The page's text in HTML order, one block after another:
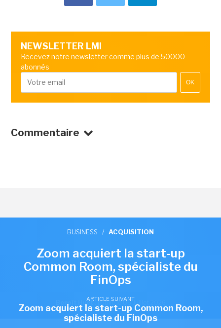
NEWSLETTER LMI
Recevez notre newsletter comme plus de 50000
abonnés
OK
Commentaire
ARTICLE SUIVANT
Zoom acquiert la start-up Common Room,
spécialiste du FinOps
BUSINESS / ACQUISITION
Zoom acquiert la start-up
Common Room, spécialiste du
FinOps
Benoît Huet , publié le 06 Juillet 2026